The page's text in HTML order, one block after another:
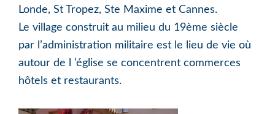
Londe, St Tropez, Ste Maxime et Cannes.
Le village construit au milieu du 19ème siècle
par l’administration militaire est le lieu de vie où
autour de l ’église se concentrent commerces
hôtels et restaurants.